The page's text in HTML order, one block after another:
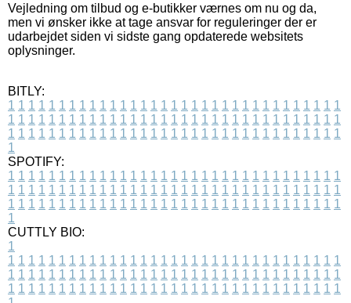
Vejledning om tilbud og e-butikker værnes om nu og da,
men vi ønsker ikke at tage ansvar for reguleringer der er
udarbejdet siden vi sidste gang opdaterede websitets
oplysninger.
BITLY:
1 1 1 1 1 1 1 1 1 1 1 1 1 1 1 1 1 1 1 1 1 1 1 1 1 1 1 1 1 1 1 1 1
1 1 1 1 1 1 1 1 1 1 1 1 1 1 1 1 1 1 1 1 1 1 1 1 1 1 1 1 1 1 1 1 1
1 1 1 1 1 1 1 1 1 1 1 1 1 1 1 1 1 1 1 1 1 1 1 1 1 1 1 1 1 1 1 1 1
1
SPOTIFY:
1 1 1 1 1 1 1 1 1 1 1 1 1 1 1 1 1 1 1 1 1 1 1 1 1 1 1 1 1 1 1 1 1
1 1 1 1 1 1 1 1 1 1 1 1 1 1 1 1 1 1 1 1 1 1 1 1 1 1 1 1 1 1 1 1 1
1 1 1 1 1 1 1 1 1 1 1 1 1 1 1 1 1 1 1 1 1 1 1 1 1 1 1 1 1 1 1 1 1
1
CUTTLY BIO:
1
1 1 1 1 1 1 1 1 1 1 1 1 1 1 1 1 1 1 1 1 1 1 1 1 1 1 1 1 1 1 1 1 1
1 1 1 1 1 1 1 1 1 1 1 1 1 1 1 1 1 1 1 1 1 1 1 1 1 1 1 1 1 1 1 1 1
1 1 1 1 1 1 1 1 1 1 1 1 1 1 1 1 1 1 1 1 1 1 1 1 1 1 1 1 1 1 1 1 1